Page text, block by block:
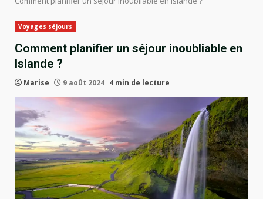
Voyages séjours
Comment planifier un séjour inoubliable en
Islande ?
Marise 9 août 2024 4 min de lecture